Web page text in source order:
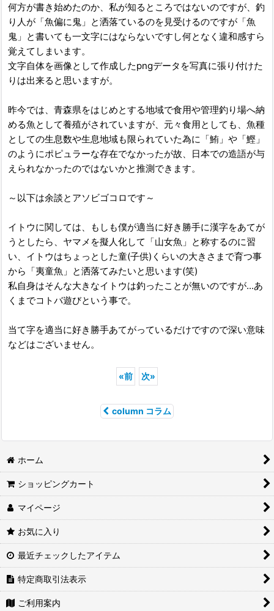
何方が書き始めたのか、私が知るところではないのですが、釣
り人が「魚偏に鬼」と洒落ているのを見受けるのですが「魚
鬼」と書いても一文字にはならないですし何となく違和感すら
覚えてしまいます。
文字自体を画像として作成したpngデータを写真に張り付けた
りは出来ると思いますが。
昨今では、青森県をはじめとする地域で食用や管理釣り場へ納
める魚として養殖がされていますが、元々食用としても、魚種
としての生息数や生息地域も限られていた為に「鮪」や「鰹」
のようにポピュラーな存在でなかったが故、日本での造語が与
えられなかったのではないかと推測できます。
～以下は余談とアソビゴコロです～
イトウに関しては、もしも僕が適当に好き勝手に漢字をあてが
うとしたら、ヤマメを擬人化して「山女魚」と称するのに習
い、イトウはちょっとした童(子供)くらいの大きさまで育つ事
から「夷童魚」と洒落てみたいと思います(笑)
私自身はそんな大きなイトウは釣ったことが無いのですが...あ
くまでコトバ遊びという事で。
当て字を適当に好き勝手あてがっているだけですので深い意味
などはございません。
«前 次»
column コラム
ホーム
ショッピングカート
マイページ
お気に入り
最近チェックしたアイテム
特定商取引法表示
ご利用案内